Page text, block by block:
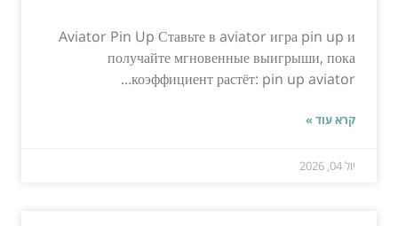
Aviator Pin Up Ставьте в aviator игра pin up и
получайте мгновенные выигрыши, пока
коэффициент растёт: pin up aviator...
קרא עוד »
יול 04, 2026